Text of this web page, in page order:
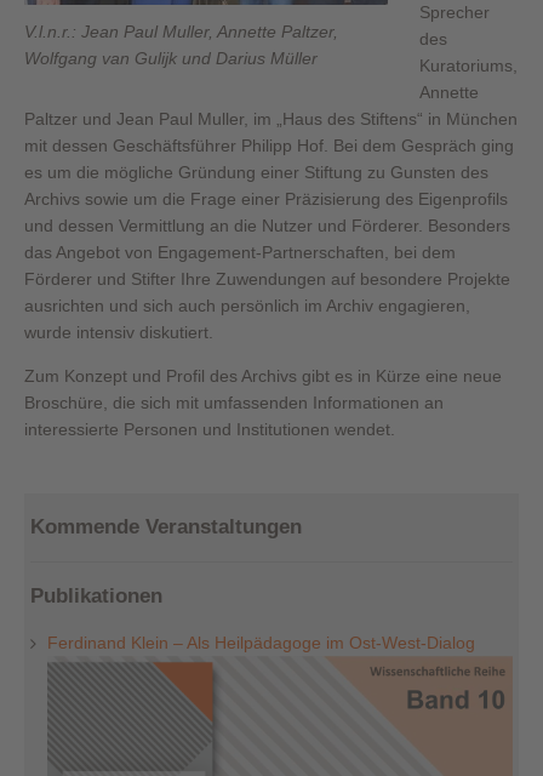
V.l.n.r.: Jean Paul Muller, Annette Paltzer,
Wolfgang van Gulijk und Darius Müller
Sprecher
des
Kuratoriums,
Annette
Paltzer und Jean Paul Muller, im „Haus des Stiftens“ in München
mit dessen Geschäftsführer Philipp Hof. Bei dem Gespräch ging
es um die mögliche Gründung einer Stiftung zu Gunsten des
Archivs sowie um die Frage einer Präzisierung des Eigenprofils
und dessen Vermittlung an die Nutzer und Förderer. Besonders
das Angebot von Engagement-Partnerschaften, bei dem
Förderer und Stifter Ihre Zuwendungen auf besondere Projekte
ausrichten und sich auch persönlich im Archiv engagieren,
wurde intensiv diskutiert.
Zum Konzept und Profil des Archivs gibt es in Kürze eine neue
Broschüre, die sich mit umfassenden Informationen an
interessierte Personen und Institutionen wendet.
Kommende Veranstaltungen
Publikationen
Ferdinand Klein – Als Heilpädagoge im Ost-West-Dialog